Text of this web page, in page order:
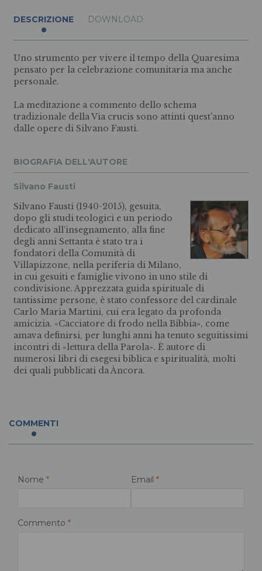
DESCRIZIONE DOWNLOAD
Uno strumento per vivere il tempo della Quaresima
pensato per la celebrazione comunitaria ma anche
personale.
La meditazione a commento dello schema
tradizionale della Via crucis sono attinti quest'anno
dalle opere di Silvano Fausti.
BIOGRAFIA DELL'AUTORE
Silvano Fausti
Silvano Fausti (1940-2015), gesuita,
dopo gli studi teologici e un periodo
dedicato all’insegnamento, alla fine
degli anni Settanta è stato tra i
fondatori della Comunità di
Villapizzone, nella periferia di Milano,
in cui gesuiti e famiglie vivono in uno stile di
condivisione. Apprezzata guida spirituale di
tantissime persone, è stato confessore del cardinale
Carlo Maria Martini, cui era legato da profonda
amicizia. «Cacciatore di frodo nella Bibbia», come
amava definirsi, per lunghi anni ha tenuto seguitissimi
incontri di «lettura della Parola». È autore di
numerosi libri di esegesi biblica e spiritualità, molti
dei quali pubblicati da Àncora.
COMMENTI
Nome * Email *
Commento *